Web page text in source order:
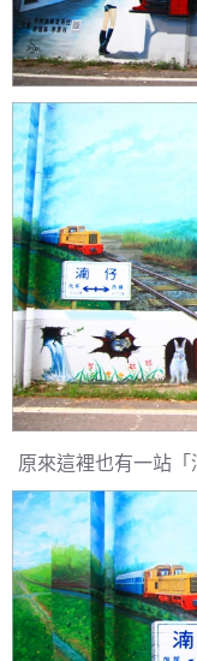
原來這裡也有一站